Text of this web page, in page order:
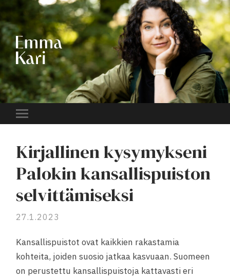
EMMA
KARI
Toggle
Kirjallinen kysymykseni
Palokin kansallispuiston
selvittämiseksi
27.1.2023
Kansallispuistot ovat kaikkien rakastamia
kohteita, joiden suosio jatkaa kasvuaan. Suomeen
on perustettu kansallispuistoja kattavasti eri